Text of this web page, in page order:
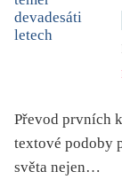
identita
legenda,
literární kánon
mangy
Převod prvních
textové podoby
světa nejen…